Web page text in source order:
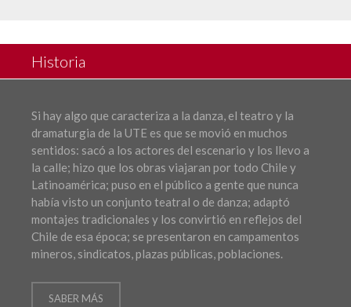
Historia
Si hay algo que caracteriza a la danza, el teatro y la
dramaturgia de la UTE es que se movió en muchos
sentidos: sacó a los actores del escenario y los llevo a
la calle; hizo que los obras viajaran por todo Chile y
Latinoamérica; puso en el público a gente que nunca
había visto un conjunto teatral o de danza; adaptó
montajes tradicionales y los convirtió en reflejos del
Chile de esa época; se presentaron en campamentos
mineros, sindicatos, plazas públicas, poblaciones.
SABER MÁS